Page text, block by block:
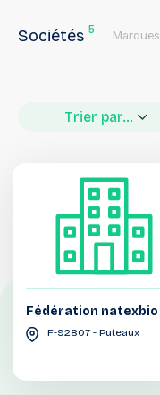
Sociétés 5 Marques
Trier par...
Fédération natexbio
F-92807 - Puteaux